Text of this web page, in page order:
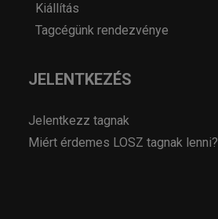
Kiállítás
Tagcégünk rendezvénye
JELENTKEZÉS
Jelentkezz tagnak
Miért érdemes LOSZ tagnak lenni?